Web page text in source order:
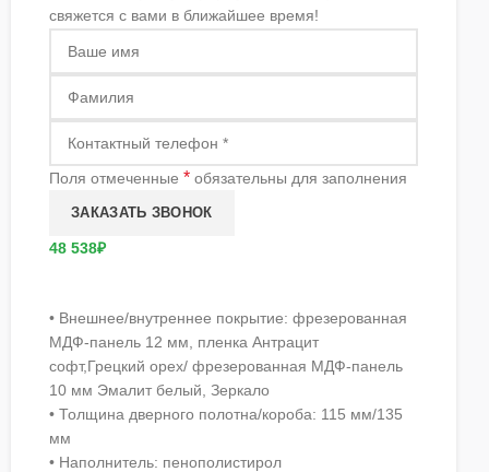
свяжется с вами в ближайшее время!
Поля отмеченные * обязательны для заполнения
48 538₽
• Внешнее/внутреннее покрытие: фрезерованная
МДФ-панель 12 мм, пленка Антрацит
софт,Грецкий орех/ фрезерованная МДФ-панель
10 мм Эмалит белый, Зеркало
• Толщина дверного полотна/короба: 115 мм/135
мм
• Наполнитель: пенополистирол